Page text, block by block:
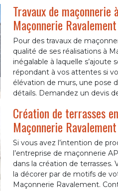
Travaux de
Maçonnerie Ravalement
Pour des travaux de
qualité de ses réalisations à
inégalable à laquelle
répondant à vos attentes si
élévation de murs, une pose
détails. Demandez un devis
Création de terrasses
Maçonnerie Ravalement
Si vous avez l’intention de
l’entreprise de maçonnerie
dans la création de
la décorer par de motifs de
Maçonnerie Ravalement.